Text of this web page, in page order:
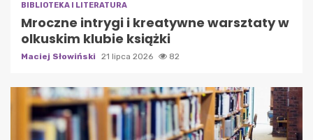
BIBLIOTEKA I LITERATURA
Mroczne intrygi i kreatywne warsztaty w
olkuskim klubie książki
Maciej Słowiński 21 lipca 2026 82